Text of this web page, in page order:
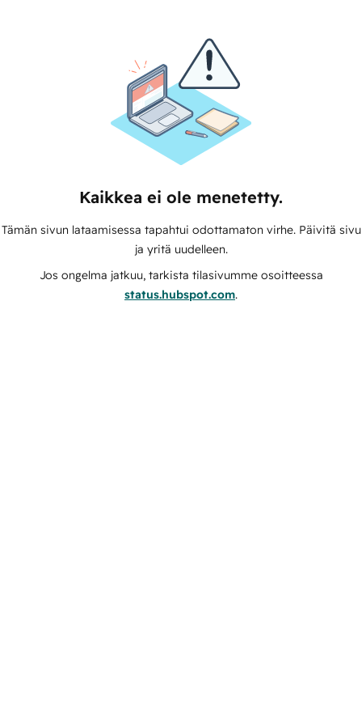
Kaikkea ei ole menetetty.
Tämän sivun lataamisessa tapahtui odottamaton virhe. Päivitä sivu
ja yritä uudelleen.
Jos ongelma jatkuu, tarkista tilasivumme osoitteessa
status.hubspot.com.